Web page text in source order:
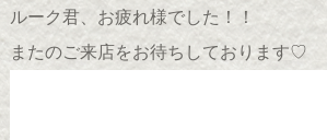
ルーク君、お疲れ様でした！！
またのご来店をお待ちしております♡